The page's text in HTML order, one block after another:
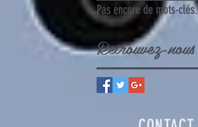
Pas encore de mots-clés.
Retrouvez-nous